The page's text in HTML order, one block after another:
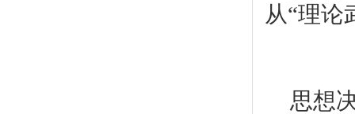
从“理论
思想